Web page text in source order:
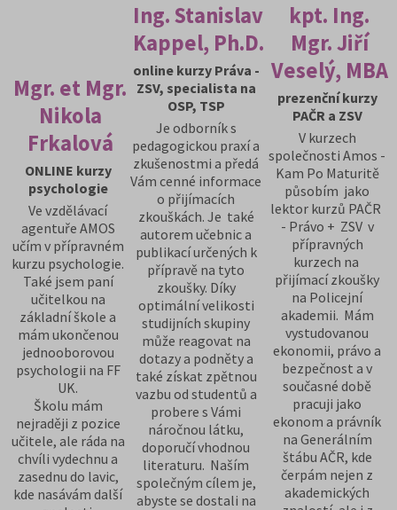
Mgr. et Mgr.
Nikola
Frkalová
ONLINE kurzy
psychologie
Ve vzdělávací
agentuře AMOS
učím v přípravném
kurzu psychologie.
Také jsem paní
učitelkou na
základní škole a
mám ukončenou
jednooborovou
psychologii na FF
UK.
Školu mám
nejraději z pozice
učitele, ale ráda na
chvíli vydechnu a
zasednu do lavic,
kde nasávám další
Ing. Stanislav
Kappel, Ph.D.
online kurzy Práva -
ZSV, specialista na
OSP, TSP
Je odborník s
pedagogickou praxí a
zkušenostmi a předá
Vám cenné informace
o přijímacích
zkouškách. Je také
autorem učebnic a
publikací určených k
přípravě na tyto
zkoušky. Díky
optimální velikosti
studijních skupiny
může reagovat na
dotazy a podněty a
také získat zpětnou
vazbu od studentů a
probere s Vámi
náročnou látku,
doporučí vhodnou
literaturu. Naším
společným cílem je,
abyste se dostali na
kpt. Ing.
Mgr. Jiří
Veselý, MBA
prezenční kurzy
PAČR a ZSV
V kurzech
společnosti Amos -
Kam Po Maturitě
působím jako
lektor kurzů PAČR
- Právo + ZSV v
přípravných
kurzech na
přijímací zkoušky
na Policejní
akademii. Mám
vystudovanou
ekonomii, právo a
bezpečnost a v
současné době
pracuji jako
ekonom a právník
na Generálním
štábu AČR, kde
čerpám nejen z
akademických